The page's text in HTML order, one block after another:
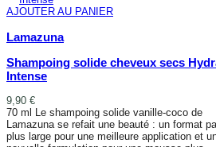
AJOUTER AU PANIER
Lamazuna
Shampoing solide cheveux secs
Intense
9,90 €
70 ml Le shampoing solide vanille-coco de
Lamazuna se refait une beauté : un format
plus large pour une meilleure application et